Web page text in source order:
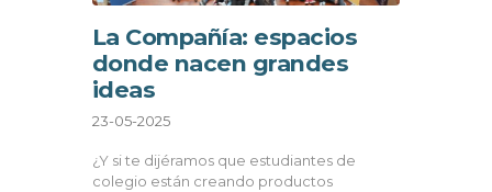
La Compañía: espacios
donde nacen grandes
ideas
23-05-2025
¿Y si te dijéramos que estudiantes de
colegio están creando productos